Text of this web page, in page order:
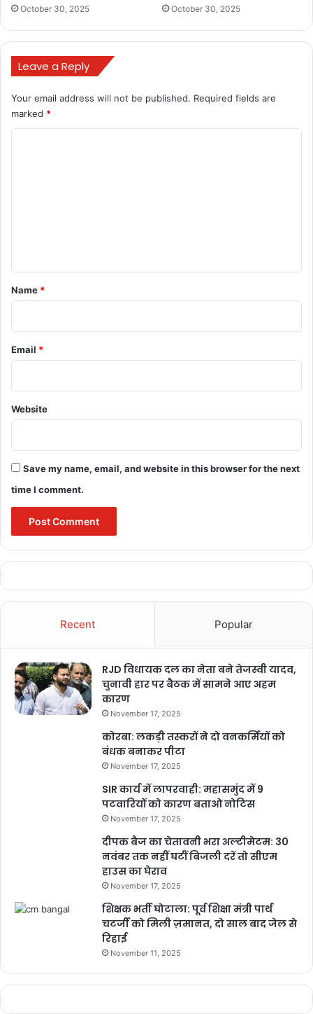
sushasan tihar online apply 2025
October 30, 2025 October 30, 2025
Leave a Reply
Your email address will not be published. Required fields are
marked *
*
Name *
Email *
Website
Save my name, email, and website in this browser for the next
time I comment.
Recent Popular
RJD विधायक दल का नेता बने तेजस्वी यादव,
चुनावी हार पर बैठक में सामने आए अहम
कारण
November 17, 2025
कोरबा: लकड़ी तस्करों ने दो वनकर्मियों को
बंधक बनाकर पीटा
November 17, 2025
SIR कार्य में लापरवाही: महासमुंद में 9
पटवारियों को कारण बताओ नोटिस
November 17, 2025
दीपक बैज का चेतावनी भरा अल्टीमेटम: 30
नवंबर तक नहीं घटीं बिजली दरें तो सीएम
हाउस का घेराव
November 17, 2025
शिक्षक भर्ती घोटाला: पूर्व शिक्षा मंत्री पार्थ
चटर्जी को मिली ज़मानत, दो साल बाद जेल से
रिहाई
November 11, 2025